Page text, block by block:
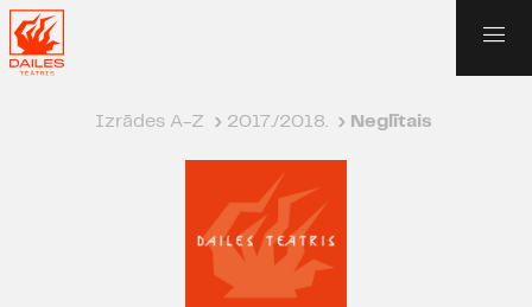
Izrādes A-Z › 2017./2018. › Neglītais